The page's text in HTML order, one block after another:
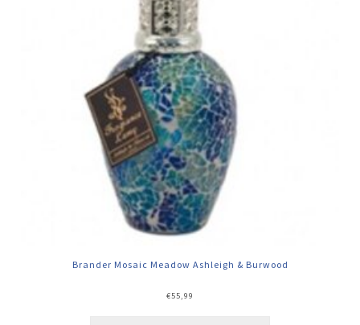
Brander Mosaic Meadow Ashleigh & Burwood
€55,99